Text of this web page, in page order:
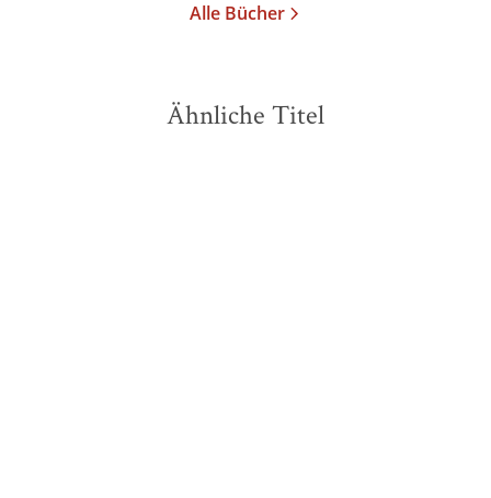
Alle Bücher
Ähnliche Titel